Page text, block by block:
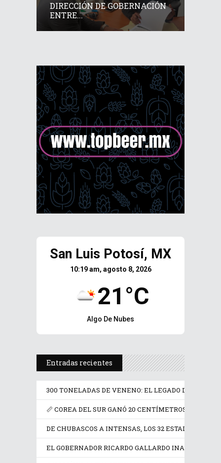
DIRECCIÓN DE GOBERNACIÓN
ENTRE...
San Luis Potosí, MX
10:19 am, agosto 8, 2026
21°C
Algo De Nubes
Entradas recientes
300 TONELADAS DE VENENO: EL LEGADO DE
📏 COREA DEL SUR GANÓ 20 CENTÍMETROS EN UN
DE CHUBASCOS A INTENSAS, LOS 32 ESTADOS
EL GOBERNADOR RICARDO GALLARDO INAUGURA